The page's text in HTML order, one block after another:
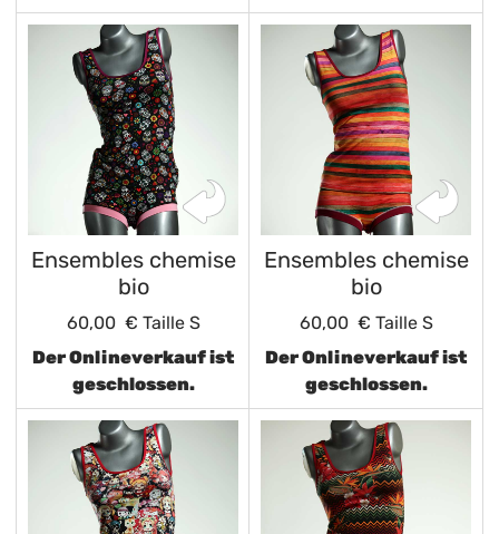
Ensembles chemise
bio
60,00 € Taille S
Der Onlineverkauf ist
geschlossen.
Ensembles chemise
bio
60,00 € Taille S
Der Onlineverkauf ist
geschlossen.